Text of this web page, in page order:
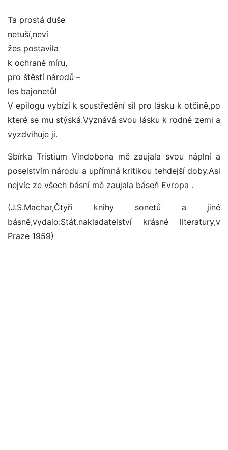
Ta prostá duše
netuší,neví
žes postavila
k ochraně míru,
pro štěstí národů –
les bajonetů!
V epilogu vybízí k soustředění sil pro lásku k otčině,po
které se mu stýská.Vyznává svou lásku k rodné zemi a
vyzdvihuje ji.
Sbírka Tristium Vindobona mě zaujala svou náplní a
poselstvím národu a upřímná kritikou tehdejší doby.Asi
nejvíc ze všech básní mě zaujala báseň Evropa .
(J.S.Machar,Čtyři knihy sonetů a jiné
básně,vydalo:Stát.nakladatelství krásné literatury,v
Praze 1959)